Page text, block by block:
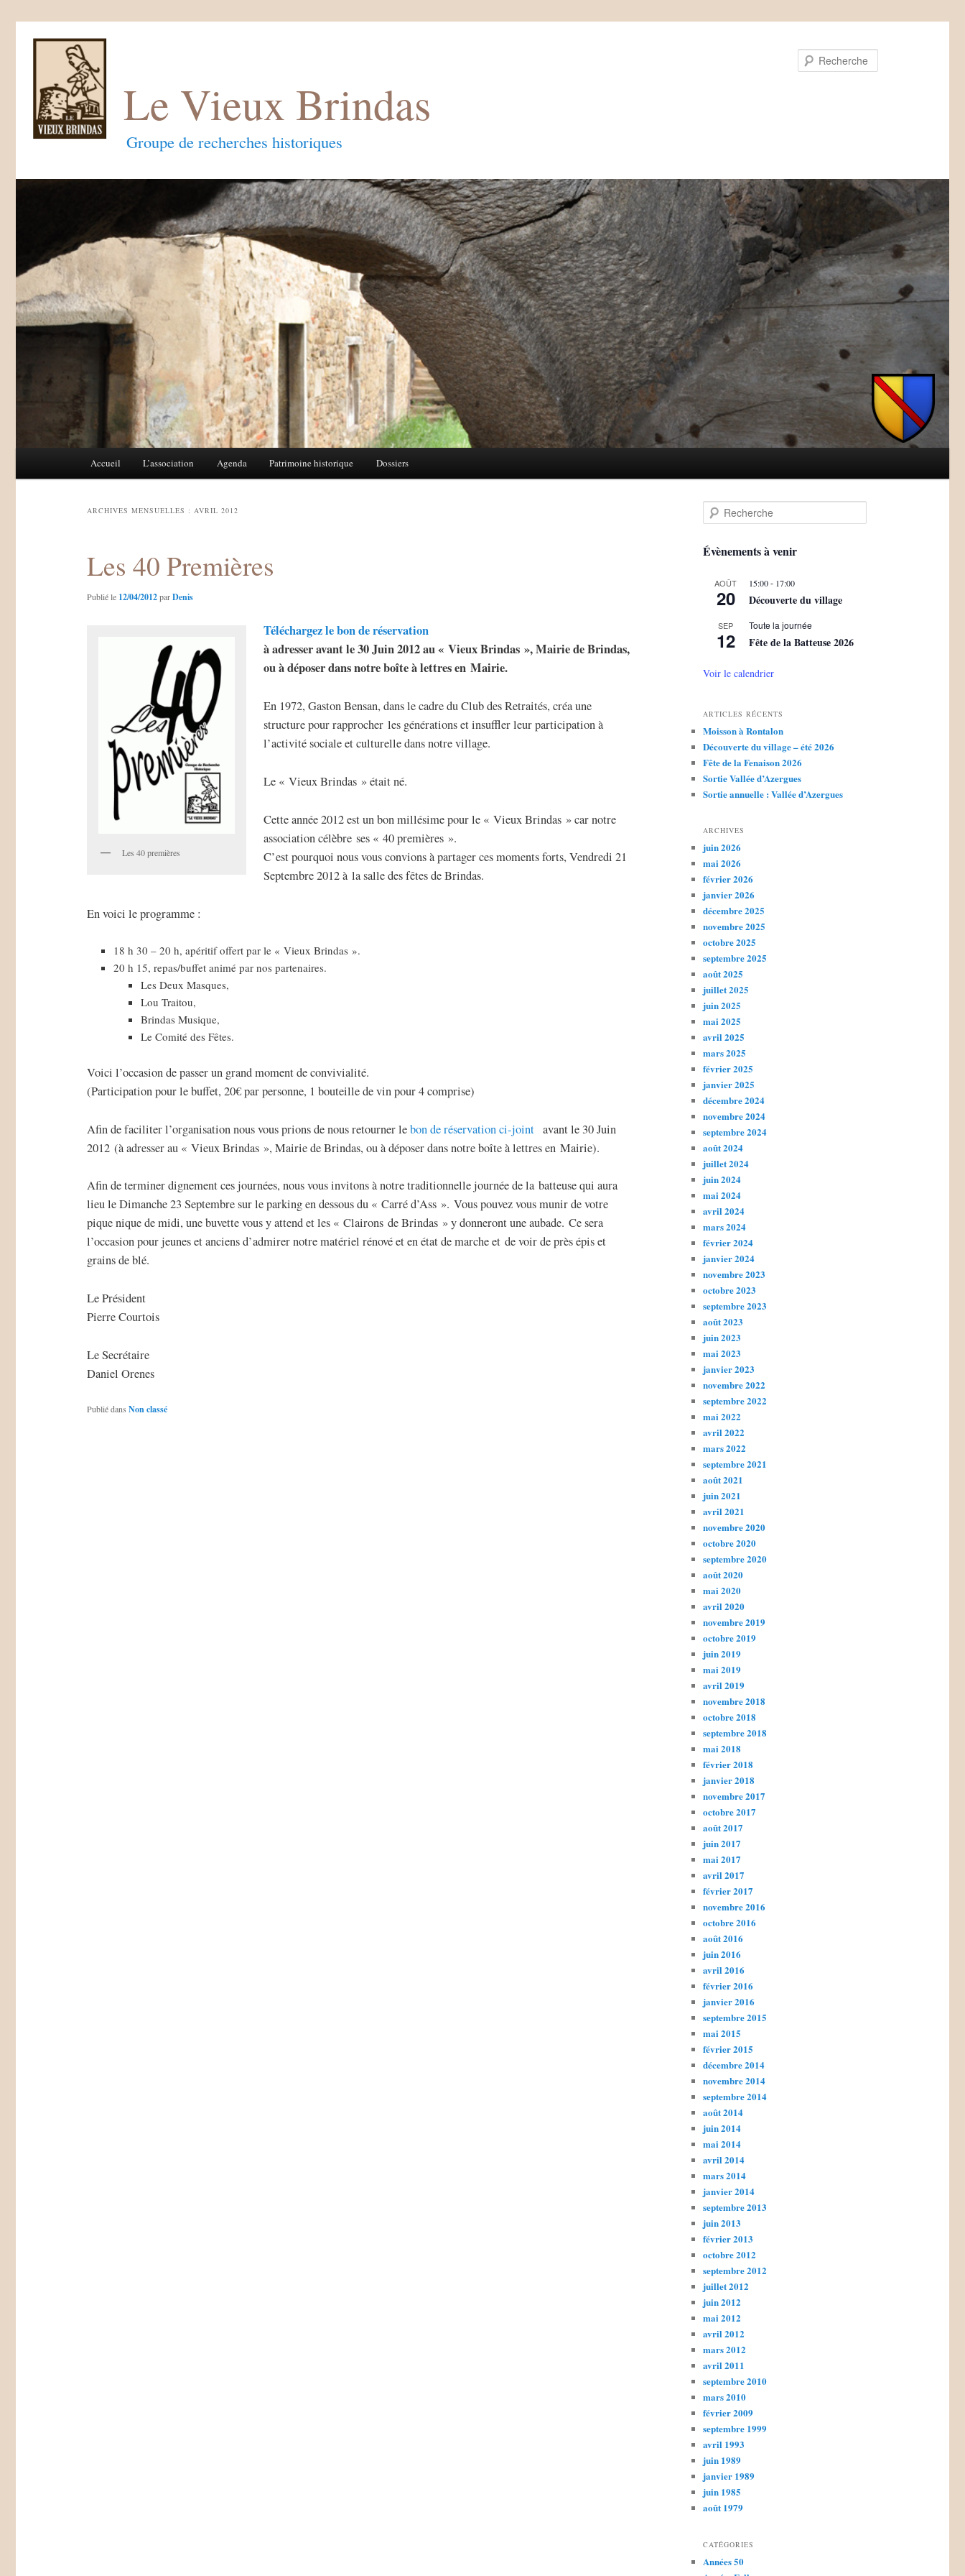
Le Vieux Brindas
Groupe de recherches historiques
Aller
principal
Aller
secondaire
Accueil L’association Agenda Patrimoine historique Dossiers
ARCHIVES MENSUELLES : AVRIL 2012
Les 40 Premières
Publié le 12/04/2012 parDenis
Les 40 premières
Téléchargez le bon de réservation
à adresser avant le 30 Juin 2012 au « Vieux Brindas », Mairie de Brindas,
ou à déposer dans notre boîte à lettres en Mairie.
En 1972, Gaston Bensan, dans le cadre du Club des Retraités, créa une
structure pour rapprocher les générations et insuffler leur participation à
l’activité sociale et culturelle dans notre village.
Le « Vieux Brindas » était né.
Cette année 2012 est un bon millésime pour le « Vieux Brindas » car notre
association célèbre ses « 40 premières ».
C’est pourquoi nous vous convions à partager ces moments forts, Vendredi 21
Septembre 2012 à la salle des fêtes de Brindas.
En voici le programme :
18 h 30 – 20 h, apéritif offert par le « Vieux Brindas ».
20 h 15, repas/buffet animé par nos partenaires.
Les Deux Masques,
Lou Traitou,
Brindas Musique,
Le Comité des Fêtes.
Voici l’occasion de passer un grand moment de convivialité.
(Participation pour le buffet, 20€ par personne, 1 bouteille de vin pour 4 comprise)
Afin de faciliter l’organisation nous vous prions de nous retourner lebon de réservation ci-jointavant le 30 Juin
2012 (à adresser au « Vieux Brindas », Mairie de Brindas, ou à déposer dans notre boîte à lettres en Mairie).
Afin de terminer dignement ces journées, nous vous invitons à notre traditionnelle journée de la batteuse qui aura
lieu le Dimanche 23 Septembre sur le parking en dessous du « Carré d’Ass ». Vous pouvez vous munir de votre
pique nique de midi, une buvette vous y attend et les « Clairons de Brindas » y donneront une aubade. Ce sera
l’occasion pour jeunes et anciens d’admirer notre matériel rénové et en état de marche et de voir de près épis et
grains de blé.
Le Président
Pierre Courtois
Le Secrétaire
Daniel Orenes
Publié dans Non classé
e
h
Évènements à venir
AOÛT
20
15:00- 17:00
Découverte du village
SEP
12
Toute la journée
Fête de la Batteuse 2026
Voir le calendrier
ARTICLES RÉCENTS
Moisson à Rontalon
Découverte du village – été 2026
Fête de la Fenaison 2026
Sortie Vallée d’Azergues
Sortie annuelle : Vallée d’Azergues
ARCHIVES
juin 2026
mai 2026
février 2026
janvier 2026
décembre 2025
novembre 2025
octobre 2025
septembre 2025
août 2025
juillet 2025
juin 2025
mai 2025
avril 2025
mars 2025
février 2025
janvier 2025
décembre 2024
novembre 2024
septembre 2024
août 2024
juillet 2024
juin 2024
mai 2024
avril 2024
mars 2024
février 2024
janvier 2024
novembre 2023
octobre 2023
septembre 2023
août 2023
juin 2023
mai 2023
janvier 2023
novembre 2022
septembre 2022
mai 2022
avril 2022
mars 2022
septembre 2021
août 2021
juin 2021
avril 2021
novembre 2020
octobre 2020
septembre 2020
août 2020
mai 2020
avril 2020
novembre 2019
octobre 2019
juin 2019
mai 2019
avril 2019
novembre 2018
octobre 2018
septembre 2018
mai 2018
février 2018
janvier 2018
novembre 2017
octobre 2017
août 2017
juin 2017
mai 2017
avril 2017
février 2017
novembre 2016
octobre 2016
août 2016
juin 2016
avril 2016
février 2016
janvier 2016
septembre 2015
mai 2015
février 2015
décembre 2014
novembre 2014
septembre 2014
août 2014
juin 2014
mai 2014
avril 2014
mars 2014
janvier 2014
septembre 2013
juin 2013
février 2013
octobre 2012
septembre 2012
juillet 2012
juin 2012
mai 2012
avril 2012
mars 2012
avril 2011
septembre 2010
mars 2010
février 2009
septembre 1999
avril 1993
juin 1989
janvier 1989
juin 1985
août 1979
CATÉGORIES
Années 50